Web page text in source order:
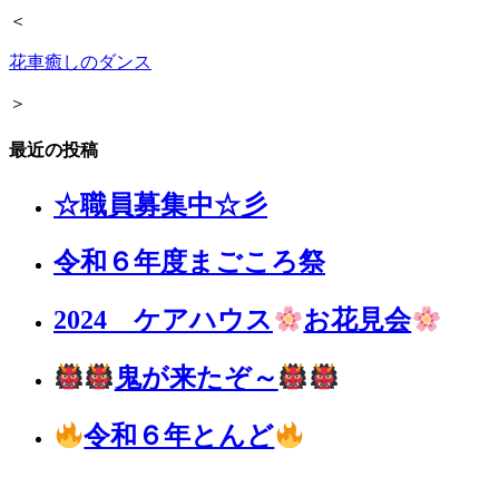
＜
花車癒しのダンス
＞
最近の投稿
☆職員募集中☆彡
令和６年度まごころ祭
2024 ケアハウス
お花見会
鬼が来たぞ～
令和６年とんど